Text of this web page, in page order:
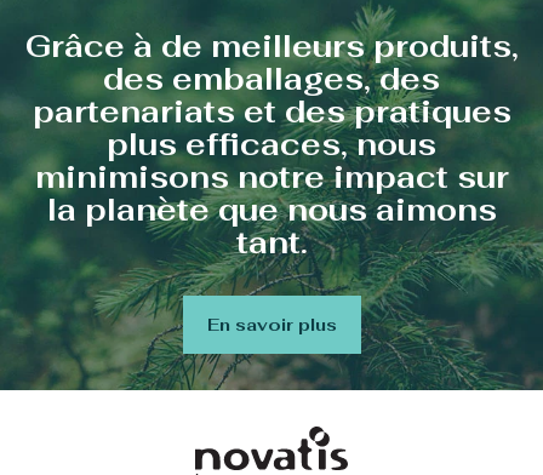
Grâce à de meilleurs produits,
des emballages, des
partenariats et des pratiques
plus efficaces, nous
minimisons notre impact sur
la planète que nous aimons
tant.
En savoir plus